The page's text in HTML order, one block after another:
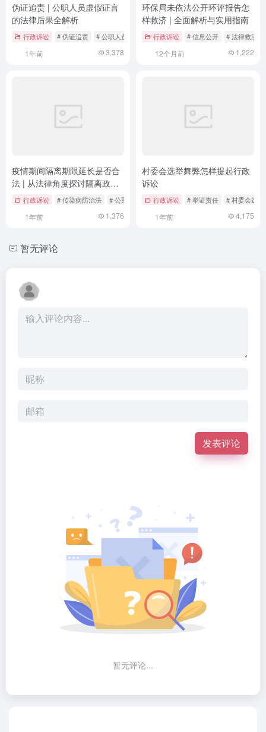
伪证追责 | 公职人员虚假证言
的法律后果全解析
行政诉讼 # 伪证追责 # 公职人员法律责任 # 监察体制改革
1年前 3,378
环保局未依法公开环评报告怎
样救济 | 全面解析与实用指南
行政诉讼 # 信息公开 # 法律救济
12个月前 1,222
疫情期间隔离期限延长是否合
法 | 从法律角度探讨隔离政策
的合理性
行政诉讼 # 传染病防治法 # 公民权利保障 # 宪法
1年前 1,376
村委会选举舞弊怎样提起行政
诉讼
行政诉讼 # 举证责任 # 村委会选举
1年前 4,175
暂无评论
发表评论
暂无评论...